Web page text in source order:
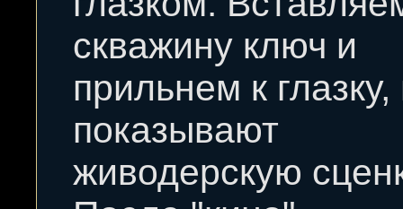
скважину ключ и
прильнем к глазку,
показывают
живодерскую